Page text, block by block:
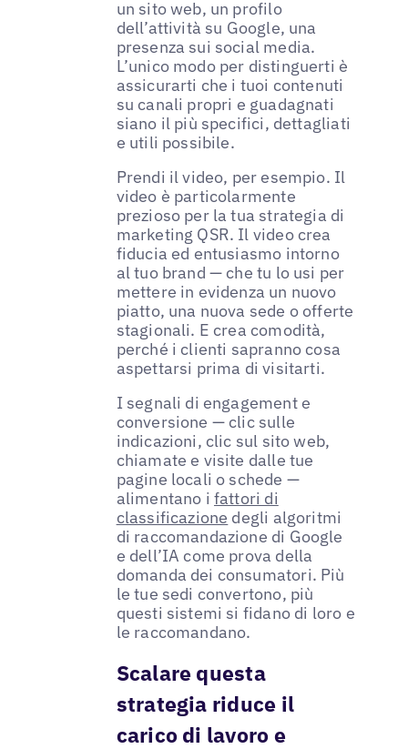
un sito web, un profilo
dell’attività su Google, una
presenza sui social media.
L’unico modo per distinguerti è
assicurarti che i tuoi contenuti
su canali propri e guadagnati
siano il più specifici, dettagliati
e utili possibile.
Prendi il video, per esempio. Il
video è particolarmente
prezioso per la tua strategia di
marketing QSR. Il video crea
fiducia ed entusiasmo intorno
al tuo brand — che tu lo usi per
mettere in evidenza un nuovo
piatto, una nuova sede o offerte
stagionali. E crea comodità,
perché i clienti sapranno cosa
aspettarsi prima di visitarti.
I segnali di engagement e
conversione — clic sulle
indicazioni, clic sul sito web,
chiamate e visite dalle tue
pagine locali o schede —
alimentano i fattori di
classificazione degli algoritmi
di raccomandazione di Google
e dell’IA come prova della
domanda dei consumatori. Più
le tue sedi convertono, più
questi sistemi si fidano di loro e
le raccomandano.
Scalare questa
strategia riduce il
carico di lavoro e